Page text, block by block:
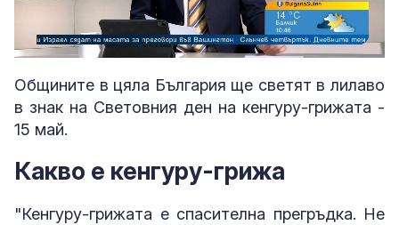
Unmute Loaded:
Общините в цяла България ще светят в лилаво
в знак на Световния ден на кенгуру-грижата -
15 май.
Какво е кенгуру-грижа
"Кенгуру-грижата е спасителна прегръдка. Не